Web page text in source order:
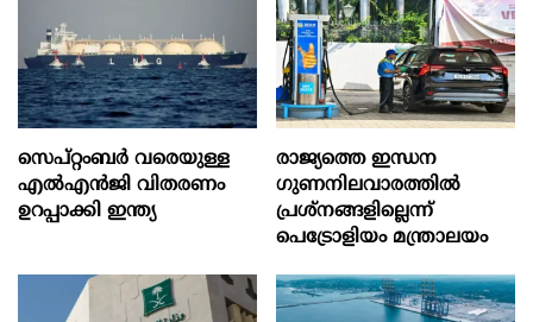
സെപ്റ്റംബർ വരെയുള്ള
എൽഎൻജി വിതരണം
ഉറപ്പാക്കി ഇന്ത്യ
രാജ്യത്തെ ഇന്ധന
ഗുണനിലവാരത്തില്‍
പ്രശ്‌നങ്ങളില്ലെന്ന്
പെട്രോളിയം മന്ത്രാലയം